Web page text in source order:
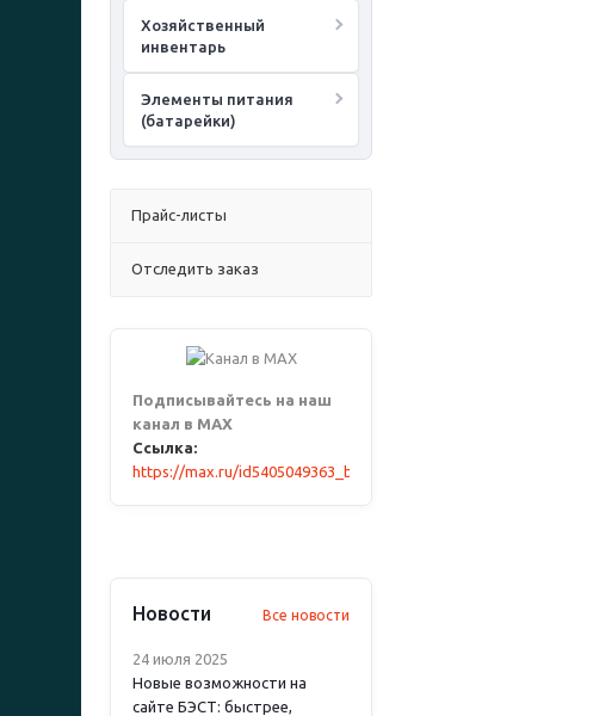
Хозяйственный
инвентарь
Элементы питания
(батарейки)
Прайс-листы
Отследить заказ
Подписывайтесь на наш
канал в MAX
Ссылка:
https://max.ru/id5405049363_biz
Новости Все новости
24 июля 2025
Новые возможности на
сайте БЭСТ: быстрее,